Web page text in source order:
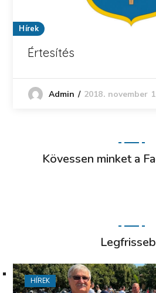
Hírek
Értesítés
Admin 2018. november
Kövessen minket a
HÍREK